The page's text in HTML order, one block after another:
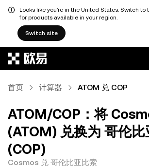
Looks like you're in the United States. Switch to
for products available in your region.
Switch site
首页 计算器 ATOM 兑 COP
ATOM/COP：将
(ATOM) 兑换为 哥伦比
(COP)
Cosmos 兑 哥伦比亚比索